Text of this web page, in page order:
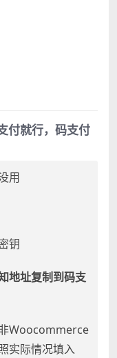
付就行，码支付
用
钥
地址复制到码支
Woocommerce
实际情况填入